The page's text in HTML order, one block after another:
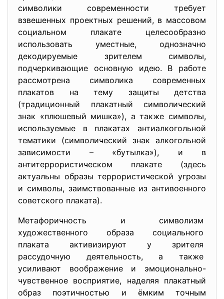
символики современности требует
взвешенных проектных решений, в массовом
социальном плакате целесообразно
использовать уместные, однозначно
декодируемые зрителем символы,
подчеркивающие основную идею. В работе
рассмотрена символика современных
плакатов на тему защиты детства
(традиционный плакатный символический
знак «плюшевый мишка»), а также символы,
используемые в плакатах антиалкогольной
тематики (символический знак алкогольной
зависимости – «бутылка»), и в
антитеррористическом плакате (здесь
актуальны образы террористической угрозы
и символы, заимствованные из антивоенного
советского плаката).
Метафоричность и символизм
художественного образа социального
плаката активизируют у зрителя
рассудочную деятельность, а также
усиливают воображение и эмоционально-
чувственное восприятие, наделяя плакатный
образ поэтичностью и ёмким точным